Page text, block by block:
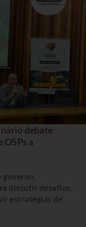
debate
OSPs a
governo,
discutir desafios,
estratégias de